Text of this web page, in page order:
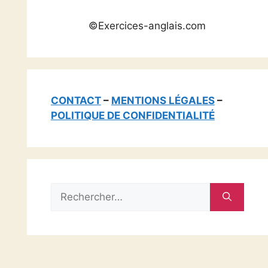
©Exercices-anglais.com
CONTACT– MENTIONS LÉGALES–
POLITIQUE DE CONFIDENTIALITÉ
Rechercher :